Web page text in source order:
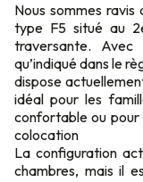
Nous sommes
type F5 situé au
traversante. Avec
qu’indiqué dans le
dispose
idéal pour les
confortable ou pour
colocation
La configuration
chambres, mais il